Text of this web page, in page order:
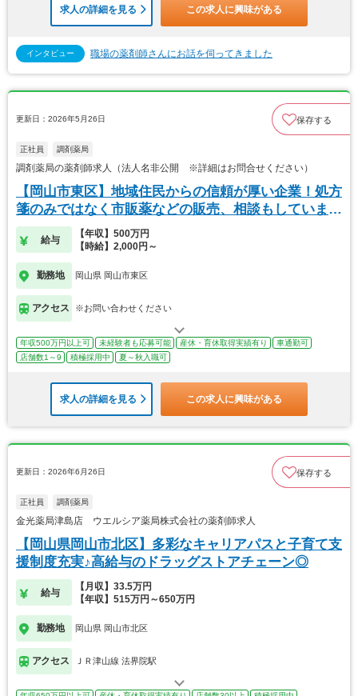
求人の詳細を見る この求人に興味がある
インタビュー 職場の薬剤師さんにお話を伺ってきました
更新日：2026年5月26日 保存する
正社員 調剤薬局
調剤薬局の薬剤師求人（法人名非公開 ※詳細はお問合せください）
【岡山市東区】地域住民からの信頼が厚い企業！処方
箋のみではなく市販薬などの販売、相談もしていま
す！
給与
【年収】500万円
【時給】2,000円～
勤務地 岡山県 岡山市東区
アクセス ※お問い合わせください
年収500万円以上可 未経験者も応募可能 産休・育休取得実績有り
車通勤可
店舗数1～9
積極採用中 夏～秋入職可
求人の詳細を見る この求人に興味がある
更新日：2026年6月26日 保存する
正社員 調剤薬局
金光薬局津島店 ウエルシア薬局株式会社の薬剤師求人
【岡山県岡山市北区】多彩なキャリアパスと子育て支
援制度充実♪高給与のドラッグストアチェーン◎
給与
【月収】33.5万円
【年収】515万円～650万円
勤務地 岡山県 岡山市北区
アクセス ＪＲ津山線 法界院駅